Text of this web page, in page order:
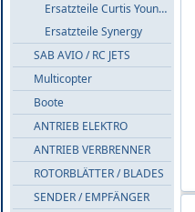
Ersatzteile Curtis Youngblood
Ersatzteile Synergy
SAB AVIO / RC JETS
Multicopter
Boote
ANTRIEB ELEKTRO
ANTRIEB VERBRENNER
ROTORBLÄTTER / BLADES
SENDER / EMPFÄNGER